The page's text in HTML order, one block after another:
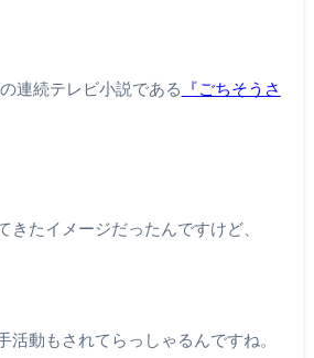
連続テレビ小説である 『ごちそうさ
きたイメージだったんですけど、
活動もされてらっしゃるんですね。